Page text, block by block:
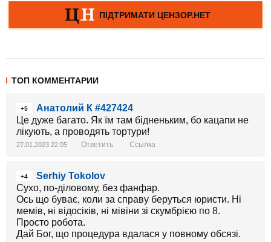
ТОП КОММЕНТАРИИ
+5
Анатолий К #427424
Це дуже багато. Як їм там бідненьким, бо кацапи не
лікують, а проводять тортури!
27.01.2023 22:05 Ответить Ссылка
+4
Serhiy Tokolov
Сухо, по-діловому, без фанфар.
Ось що буває, коли за справу беруться юристи. Ні
мемів, ні відосіків, ні мівіни зі скумбрією по 8.
Просто робота.
Дай Бог, що процедура вдалася у повному обсязі.